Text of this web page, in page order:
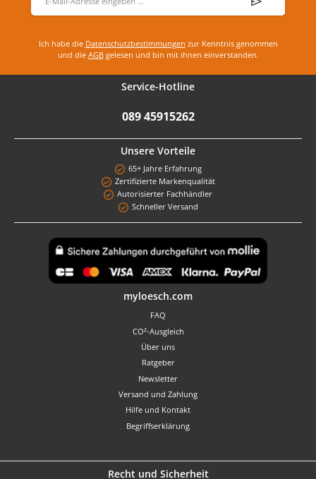
Ich habe die Datenschutzbestimmungen zur Kenntnis genommen
und die AGBgelesen und bin mit ihnen einverstanden.
Service-Hotline
089 45915262
Unsere Vorteile
65+ Jahre Erfahrung
Zertifizierte Markenqualität
Autorisierter Fachhändler
Schneller Versand
myloesch.com
FAQ
CO²-Ausgleich
Über uns
Ratgeber
Newsletter
Versand und Zahlung
Hilfe und Kontakt
Begriffserklärung
Recht und Sicherheit